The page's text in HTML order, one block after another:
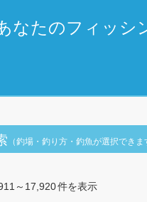
なたのフィッシ
（釣場・釣り方・釣魚が選択できま
～17,920件を表示